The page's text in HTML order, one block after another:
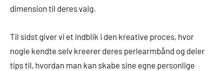
dimension til deres valg.
Til sidst giver vi et indblik i den kreative proces, hvor
nogle kendte selv kreerer deres perlearmbånd og deler
tips til, hvordan man kan skabe sine egne personlige